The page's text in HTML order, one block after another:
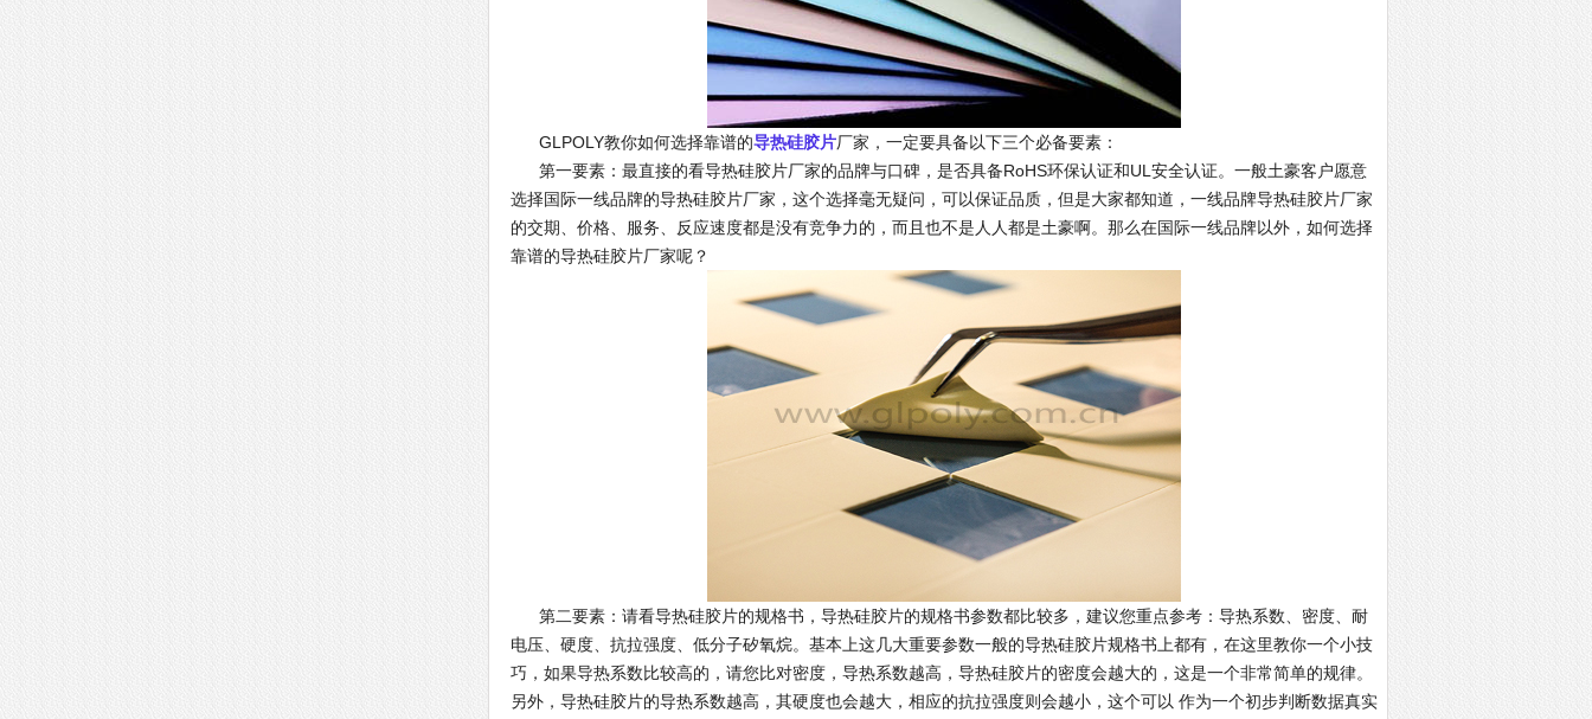
GLPOLY教你如何选择靠谱的导热硅胶片厂家，一定要具备以下三个必备要素：
第一要素：最直接的看导热硅胶片厂家的品牌与口碑，是否具备RoHS环保认证和UL安全认证。一般土豪客户愿意
选择国际一线品牌的导热硅胶片厂家，这个选择毫无疑问，可以保证品质，但是大家都知道，一线品牌导热硅胶片厂家
的交期、价格、服务、反应速度都是没有竞争力的，而且也不是人人都是土豪啊。那么在国际一线品牌以外，如何选择
靠谱的导热硅胶片厂家呢？
第二要素：请看导热硅胶片的规格书，导热硅胶片的规格书参数都比较多，建议您重点参考：导热系数、密度、耐
电压、硬度、抗拉强度、低分子矽氧烷。基本上这几大重要参数一般的导热硅胶片规格书上都有，在这里教你一个小技
巧，如果导热系数比较高的，请您比对密度，导热系数越高，导热硅胶片的密度会越大的，这是一个非常简单的规律。
另外，导热硅胶片的导热系数越高，其硬度也会越大，相应的抗拉强度则会越小，这个可以 作为一个初步判断数据真实